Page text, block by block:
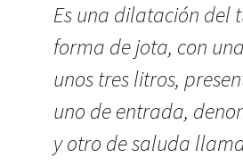
Es una dilatación del
forma de jota, con
unos tres litros,
uno de entrada,
y otro de saluda